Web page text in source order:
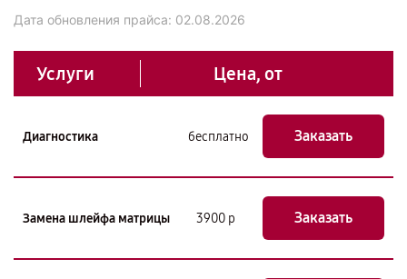
Дата обновления прайса: 02.08.2026
Услуги Цена, от
Диагностика бесплатно Заказать
Замена шлейфа матрицы 3900 р Заказать